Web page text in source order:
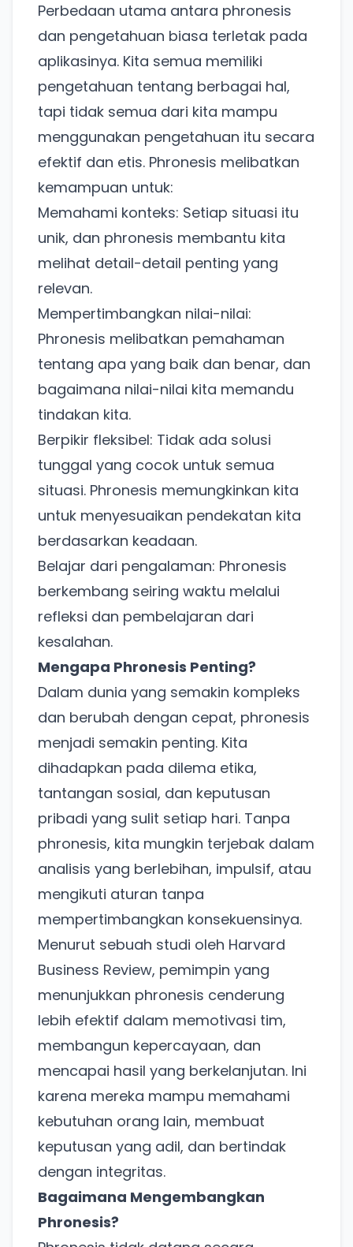
Perbedaan utama antara phronesis
dan pengetahuan biasa terletak pada
aplikasinya. Kita semua memiliki
pengetahuan tentang berbagai hal,
tapi tidak semua dari kita mampu
menggunakan pengetahuan itu secara
efektif dan etis. Phronesis melibatkan
kemampuan untuk:
Memahami konteks: Setiap situasi itu
unik, dan phronesis membantu kita
melihat detail-detail penting yang
relevan.
Mempertimbangkan nilai-nilai:
Phronesis melibatkan pemahaman
tentang apa yang baik dan benar, dan
bagaimana nilai-nilai kita memandu
tindakan kita.
Berpikir fleksibel: Tidak ada solusi
tunggal yang cocok untuk semua
situasi. Phronesis memungkinkan kita
untuk menyesuaikan pendekatan kita
berdasarkan keadaan.
Belajar dari pengalaman: Phronesis
berkembang seiring waktu melalui
refleksi dan pembelajaran dari
kesalahan.
Mengapa Phronesis Penting?
Dalam dunia yang semakin kompleks
dan berubah dengan cepat, phronesis
menjadi semakin penting. Kita
dihadapkan pada dilema etika,
tantangan sosial, dan keputusan
pribadi yang sulit setiap hari. Tanpa
phronesis, kita mungkin terjebak dalam
analisis yang berlebihan, impulsif, atau
mengikuti aturan tanpa
mempertimbangkan konsekuensinya.
Menurut sebuah studi oleh Harvard
Business Review, pemimpin yang
menunjukkan phronesis cenderung
lebih efektif dalam memotivasi tim,
membangun kepercayaan, dan
mencapai hasil yang berkelanjutan. Ini
karena mereka mampu memahami
kebutuhan orang lain, membuat
keputusan yang adil, dan bertindak
dengan integritas.
Bagaimana Mengembangkan
Phronesis?